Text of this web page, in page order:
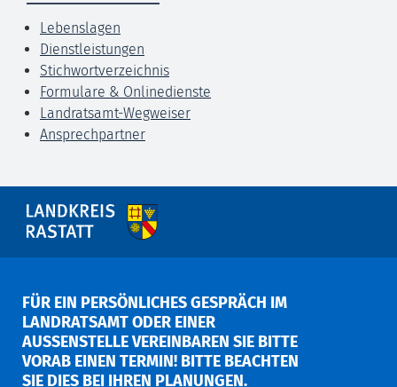
Lebenslagen
Dienstleistungen
Stichwortverzeichnis
Formulare & Onlinedienste
Landratsamt-Wegweiser
Ansprechpartner
FÜR EIN PERSÖNLICHES GESPRÄCH IM
LANDRATSAMT ODER EINER
AUSSENSTELLE VEREINBAREN SIE BITTE V
ORAB EINEN TERMIN! BITTE BEACHTEN S
IE DIES BEI IHREN PLANUNGEN.